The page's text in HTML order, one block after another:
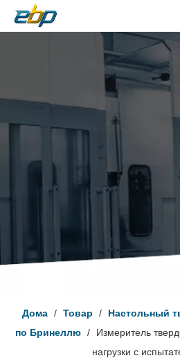
Дома / Товар / Настольный
по Бринеллю /
Измеритель
нагрузки с